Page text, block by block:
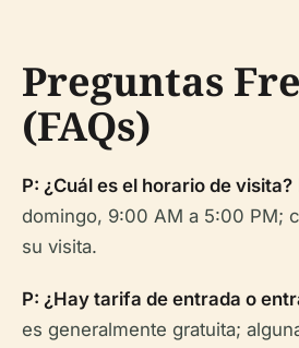
Preguntas
(FAQs)
P: ¿Cuál es el horario de visita?
domingo, 9:00 AM a 5:00 PM;
su visita.
P: ¿Hay tarifa de entrada o
es generalmente gratuita;